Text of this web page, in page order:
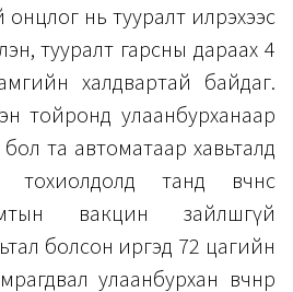
онцлог нь тууралт илрэхээс
тууралт гарсны дараах 4
халдвартай байдаг.
тойронд улаанбурханаар
бол та автоматаар хавьталд
танд өвчнөөс
вакцин зайлшгүй
болсон иргэд 72 цагийн
улаанбурхан өвчнөөр